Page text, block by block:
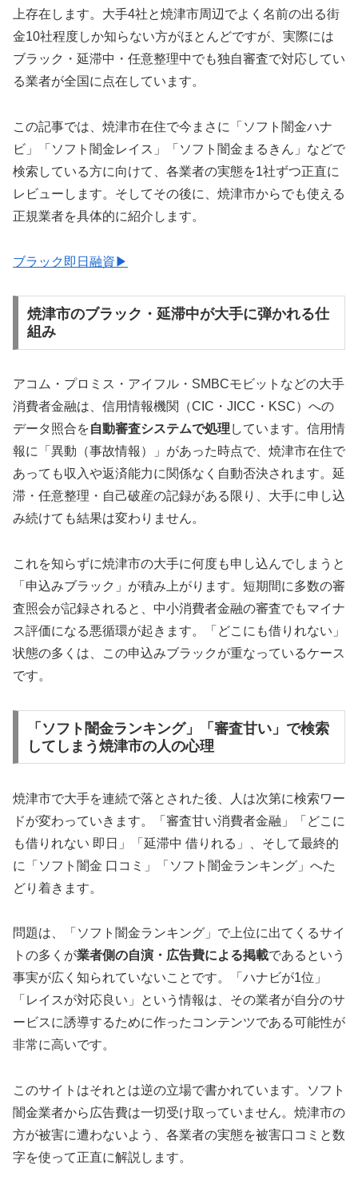
上存在します。大手4社と焼津市周辺でよく名前の出る街
金10社程度しか知らない方がほとんどですが、実際には
ブラック・延滞中・任意整理中でも独自審査で対応してい
る業者が全国に点在しています。
この記事では、焼津市在住で今まさに「ソフト闇金ハナ
ビ」「ソフト闇金レイス」「ソフト闇金まるきん」などで
検索している方に向けて、各業者の実態を1社ずつ正直に
レビューします。そしてその後に、焼津市からでも使える
正規業者を具体的に紹介します。
ブラック即日融資▶
焼津市のブラック・延滞中が大手に弾かれる仕
組み
アコム・プロミス・アイフル・SMBCモビットなどの大手
消費者金融は、信用情報機関（CIC・JICC・KSC）への
データ照合を自動審査システムで処理 しています。信用情
報に「異動（事故情報）」があった時点で、焼津市在住で
あっても収入や返済能力に関係なく自動否決されます。延
滞・任意整理・自己破産の記録がある限り、大手に申し込
み続けても結果は変わりません。
これを知らずに焼津市の大手に何度も申し込んでしまうと
「申込みブラック」が積み上がります。短期間に多数の審
査照会が記録されると、中小消費者金融の審査でもマイナ
ス評価になる悪循環が起きます。「どこにも借りれない」
状態の多くは、この申込みブラックが重なっているケース
です。
「ソフト闇金ランキング」「審査甘い」で検索
してしまう焼津市の人の心理
焼津市で大手を連続で落とされた後、人は次第に検索ワー
ドが変わっていきます。「審査甘い消費者金融」「どこに
も借りれない 即日」「延滞中 借りれる」、そして最終的
に「ソフト闇金 口コミ」「ソフト闇金ランキング」へた
どり着きます。
問題は、「ソフト闇金ランキング」で上位に出てくるサイ
トの多くが業者側の自演・広告費による掲載であるという
事実が広く知られていないことです。「ハナビが1位」
「レイスが対応良い」という情報は、その業者が自分のサ
ービスに誘導するために作ったコンテンツである可能性が
非常に高いです。
このサイトはそれとは逆の立場で書かれています。ソフト
闇金業者から広告費は一切受け取っていません。焼津市の
方が被害に遭わないよう、各業者の実態を被害口コミと数
字を使って正直に解説します。